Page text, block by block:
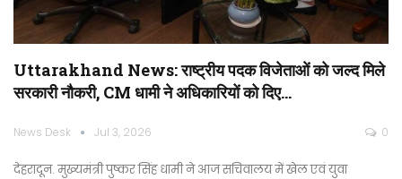
Uttarakhand News: राष्ट्रीय पदक विजेताओं को जल्द मिले
सरकारी नौकरी, CM धामी ने अधिकारियों को दिए…
News Desk Jul 3, 2026 0
देहरादून. मुख्यमंत्री पुष्कर सिंह धामी ने आज सचिवालय में खेल एवं युवा